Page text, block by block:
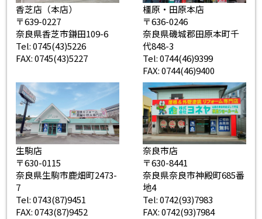
香芝店（本店）
〒639-0227
奈良県香芝市鎌田109-6
Tel: 0745(43)5226
FAX: 0745(43)5227
橿原・田原本店
〒636-0246
奈良県磯城郡田原本町千
代848-3
Tel: 0744(46)9399
FAX: 0744(46)9400
生駒店
〒630-0115
奈良県生駒市鹿畑町2473-
7
Tel: 0743(87)9451
FAX: 0743(87)9452
奈良市店
〒630-8441
奈良県奈良市神殿町685番
地4
Tel: 0742(93)7983
FAX: 0742(93)7984